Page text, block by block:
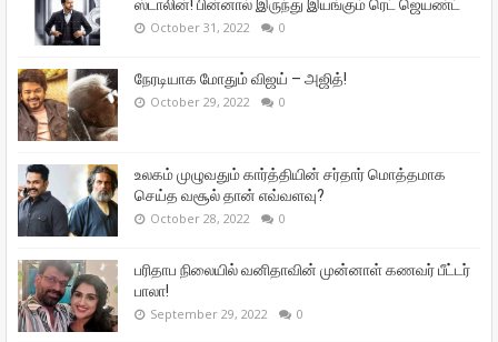
ஸ்டாலின்! பின்னால் இருந்து இயங்கும் ரெட் ஜெயண்ட்
October 31, 2022 0
நேரடியாக மோதும் விஜய் – அஜித்!
October 29, 2022 0
உலகம் முழுவதும் கார்த்தியின் சர்தார் மொத்தமாக
செய்த வசூல் தான் எவ்வளவு?
October 28, 2022 0
பரிதாப நிலையில் வனிதாவின் முன்னாள் கணவர் பீட்டர்
பாலா!
September 29, 2022 0